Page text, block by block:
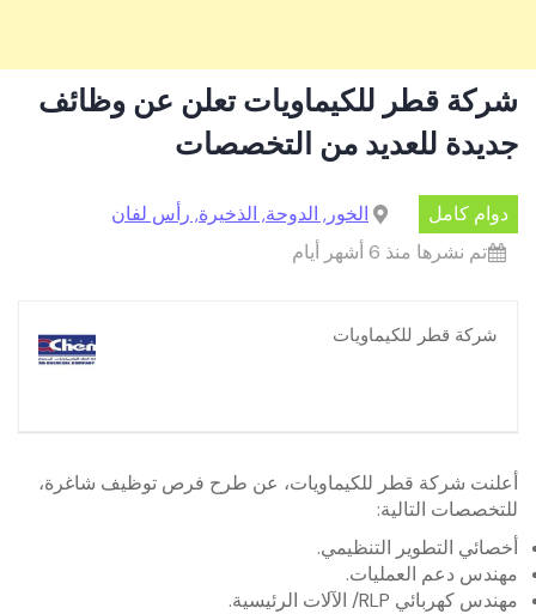
شركة قطر للكيماويات تعلن عن وظائف
جديدة للعديد من التخصصات
دوام كامل
الخور, الدوحة, الذخيرة, رأس لفان
تم نشرها منذ 6 أشهر أيام
شركة قطر للكيماويات
أعلنت شركة قطر للكيماويات، عن طرح فرص توظيف شاغرة،
للتخصصات التالية:
أخصائي التطوير التنظيمي.
مهندس دعم العمليات.
مهندس كهربائي RLP/ الآلات الرئيسية.